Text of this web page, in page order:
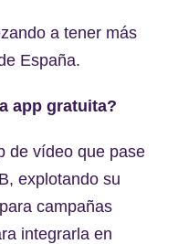
a tener más
España.
app gratuita?
de vídeo que pase
explotando su
campañas
integrarla en